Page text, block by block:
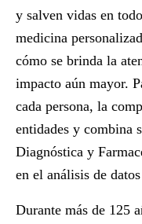
y salven vidas en
medicina
cómo se brinda la
impacto aún mayor.
cada persona, la
entidades y combina
Diagnóstica y
en el análisis de
Durante más de 125